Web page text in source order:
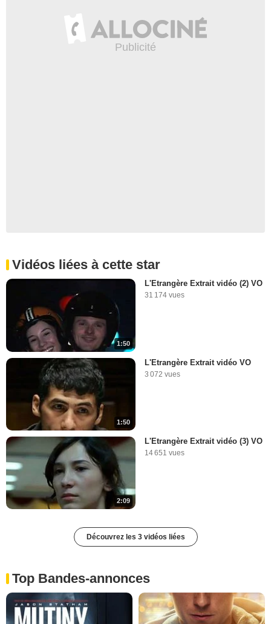
Vidéos liées à cette star
1:50
L'Etrangère Extrait vidéo (2) VO
31 174 vues
1:50
L'Etrangère Extrait vidéo VO
3 072 vues
2:09
L'Etrangère Extrait vidéo (3) VO
14 651 vues
Découvrez les 3 vidéos liées
Top Bandes-annonces